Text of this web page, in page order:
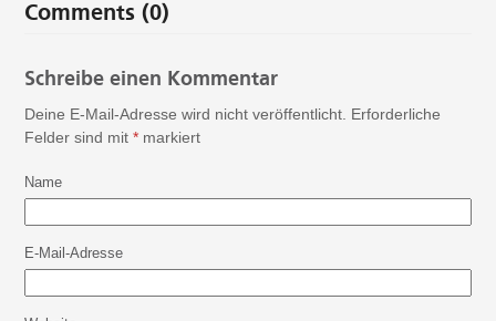
Comments (0)
Schreibe einen Kommentar
Deine E-Mail-Adresse wird nicht veröffentlicht. Erforderliche
Felder sind mit* markiert
Name
E-Mail-Adresse